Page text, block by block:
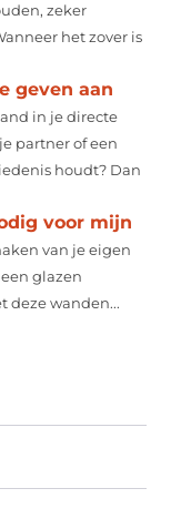
zeker
het zover is
geven aan
in je directe
partner of een
houdt? Dan
voor mijn
van je eigen
glazen
deze wanden...